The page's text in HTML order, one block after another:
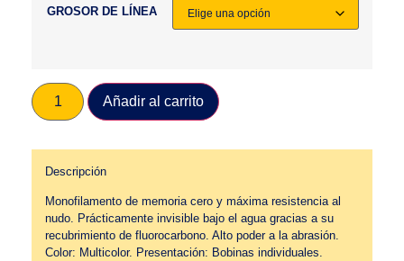
GROSOR DE LÍNEA
Añadir al carrito
Descripción
Monofilamento de memoria cero y máxima resistencia al
nudo. Prácticamente invisible bajo el agua gracias a su
recubrimiento de fluorocarbono. Alto poder a la abrasión.
Color: Multicolor. Presentación: Bobinas individuales.